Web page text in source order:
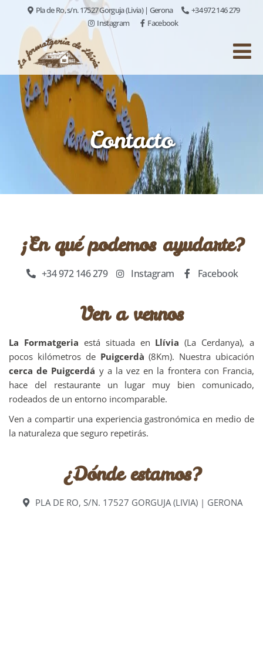
Pla de Ro, s/n. 17527 Gorguja (Livia) | Gerona
+34 972 146 279
Instagram
Facebook
Contacto
¡En qué podemos ayudarte?
+34 972 146 279 Instagram Facebook
Ven a vernos
La Formatgeria está situada en Llívia (La Cerdanya), a
pocos kilómetros de Puigcerdà (8Km). Nuestra ubicación
cerca de Puigcerdá y a la vez en la frontera con Francia,
hace del restaurante un lugar muy bien comunicado,
rodeados de un entorno incomparable.
Ven a compartir una experiencia gastronómica en medio de
la naturaleza que seguro repetirás.
¿Dónde estamos?
PLA DE RO, S/N. 17527 GORGUJA (LIVIA) | GERONA